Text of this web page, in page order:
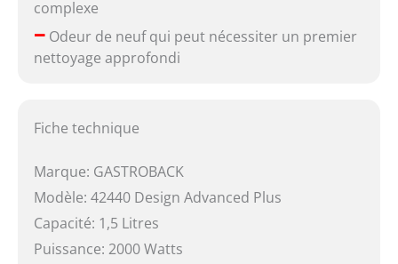
complexe
–Odeur de neuf qui peut nécessiter un premier
nettoyage approfondi
Fiche technique
Marque: GASTROBACK
Modèle: 42440 Design Advanced Plus
Capacité: 1,5 Litres
Puissance: 2000 Watts